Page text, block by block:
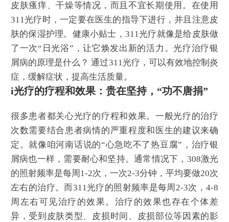
皮肤瘙痒、干燥等情况，而且不宜长期使用。在使用
311光疗时，一定要在医生的指导下进行，并且注意皮
肤的保湿护理。健康小贴士，311光疗就像是给皮肤做
了一次“日光浴”，让它焕发出新的活力。光疗治疗银
屑病的原理是什么？ 通过311光疗，可以有效地控制炎
症，缓解症状，提高生活质量。
i光疗的疗程和效果：贵在坚持，“功不唐捐”
很多患者都关心光疗的疗程和效果。一般光疗的治疗
次数需要结合患者病情的严重程度和医生的建议来确
定。就像咱河南话说的“心急吃不了热豆腐”，治疗银
屑病也一样，需要耐心和坚持。通常情况下，308激光
的照射频率是每周1-2次，一次2-3分钟，平均要做20次
左右的治疗。而311光疗的照射频率是每周2-3次，4-8
周左右可见治疗的效果。治疗的效果也存在个体差
异，受到皮肤类型、皮损时间、皮损部位等因素的影